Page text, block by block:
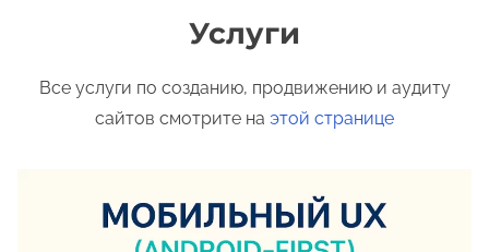
Услуги
Все услуги по созданию, продвижению и аудиту
сайтов смотрите на этой странице